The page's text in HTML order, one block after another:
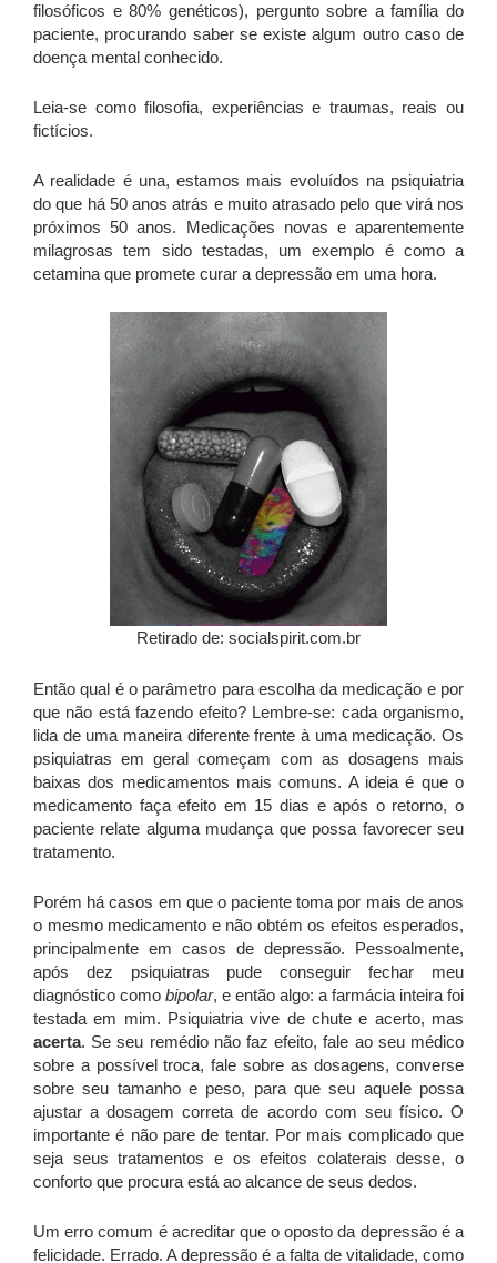
filosóficos e 80% genéticos), pergunto sobre a família do
paciente, procurando saber se existe algum outro caso de
doença mental conhecido.
Leia-se como filosofia, experiências e traumas, reais ou
fictícios.
A realidade é una, estamos mais evoluídos na psiquiatria
do que há 50 anos atrás e muito atrasado pelo que virá nos
próximos 50 anos. Medicações novas e aparentemente
milagrosas tem sido testadas, um exemplo é como a
cetamina que promete curar a depressão em uma hora.
Retirado de: socialspirit.com.br
Então qual é o parâmetro para escolha da medicação e por
que não está fazendo efeito? Lembre-se: cada organismo,
lida de uma maneira diferente frente à uma medicação. Os
psiquiatras em geral começam com as dosagens mais
baixas dos medicamentos mais comuns. A ideia é que o
medicamento faça efeito em 15 dias e após o retorno, o
paciente relate alguma mudança que possa favorecer seu
tratamento.
Porém há casos em que o paciente toma por mais de anos
o mesmo medicamento e não obtém os efeitos esperados,
principalmente em casos de depressão. Pessoalmente,
após dez psiquiatras pude conseguir fechar meu
diagnóstico como bipolar, e então algo: a farmácia inteira foi
testada em mim. Psiquiatria vive de chute e acerto, mas
acerta. Se seu remédio não faz efeito, fale ao seu médico
sobre a possível troca, fale sobre as dosagens, converse
sobre seu tamanho e peso, para que seu aquele possa
ajustar a dosagem correta de acordo com seu físico. O
importante é não pare de tentar. Por mais complicado que
seja seus tratamentos e os efeitos colaterais desse, o
conforto que procura está ao alcance de seus dedos.
Um erro comum é acreditar que o oposto da depressão é a
felicidade. Errado. A depressão é a falta de vitalidade, como